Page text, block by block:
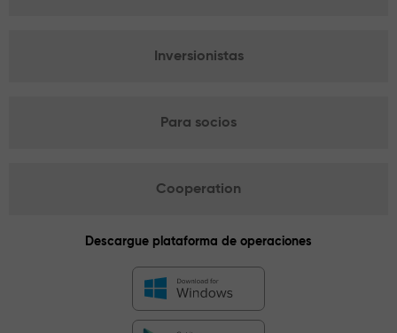
Inversionistas
Para socios
Cooperation
Descargue plataforma de operaciones